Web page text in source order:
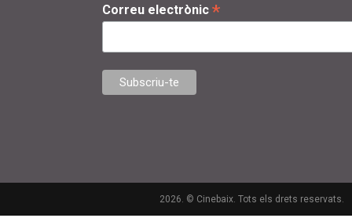
Correu electrònic *
2026. © Cinebaix. Tots els drets reservats.